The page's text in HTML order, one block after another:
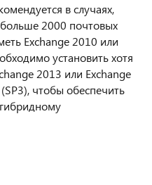
в случаях,
больше 2000 почтовых
Exchange 2010 или
установить хотя
2013 или Exchange
чтобы обеспечить